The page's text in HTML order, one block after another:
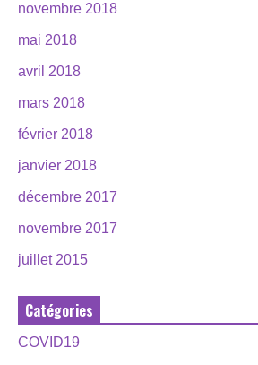
novembre 2018
mai 2018
avril 2018
mars 2018
février 2018
janvier 2018
décembre 2017
novembre 2017
juillet 2015
Catégories
COVID19